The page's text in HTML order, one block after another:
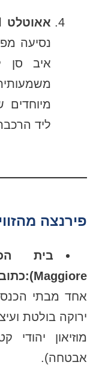
אאוטלט The Mall:
נסיעה
איב סן
מיוחדים
ליד הרכבת
פירנצה
Maggiore):
כתובת:
אחד מבתי הכנסת
ירוקה בולטת
מוזיאון יהודי
אבטחה).